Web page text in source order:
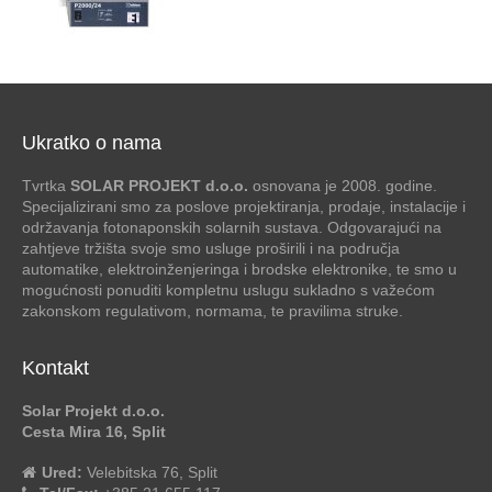
Ukratko o nama
Tvrtka SOLAR PROJEKT d.o.o. osnovana je 2008. godine.
Specijalizirani smo za poslove projektiranja, prodaje, instalacije i
održavanja fotonaponskih solarnih sustava. Odgovarajući na
zahtjeve tržišta svoje smo usluge proširili i na područja
automatike, elektroinženjeringa i brodske elektronike, te smo u
mogućnosti ponuditi kompletnu uslugu sukladno s važećom
zakonskom regulativom, normama, te pravilima struke.
Kontakt
Solar Projekt d.o.o.
Cesta Mira 16, Split
Ured: Velebitska 76, Split